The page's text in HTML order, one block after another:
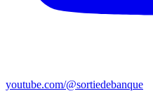
youtube.com/@sortiedebanque